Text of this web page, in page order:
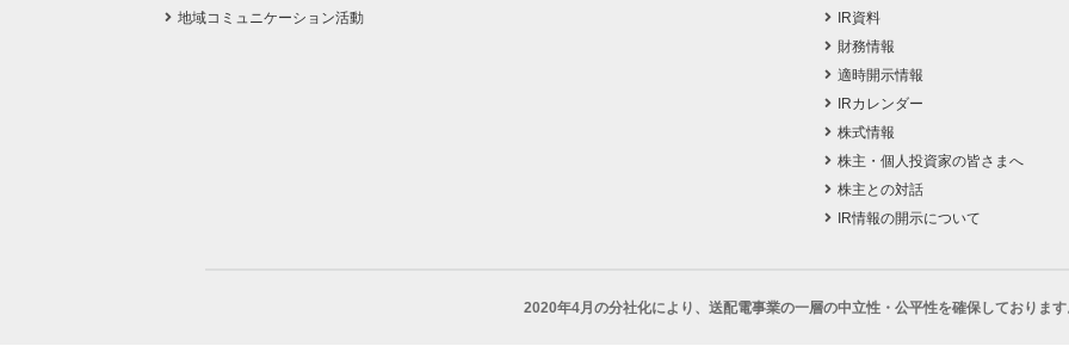
地域コミュニケーション活動
IR資料
財務情報
適時開示情報
IRカレンダー
株式情報
株主・個人投資家の皆さまへ
株主との対話
IR情報の開示について
2020年4月の分社化により、 送配電事業の一層の中立性・公平性を確保しております